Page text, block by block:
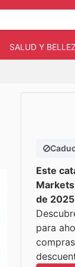
SALUD Y
Este
de
para